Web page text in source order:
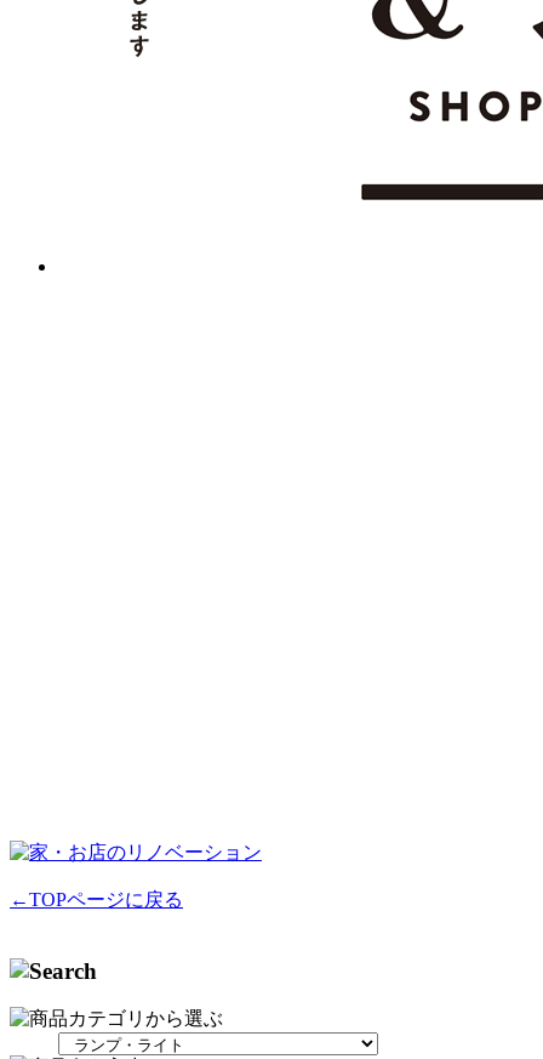
←TOPページに戻る